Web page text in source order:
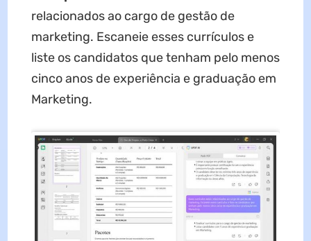
relacionados ao cargo de gestão de
marketing. Escaneie esses currículos e
liste os candidatos que tenham pelo menos
cinco anos de experiência e graduação em
Marketing.